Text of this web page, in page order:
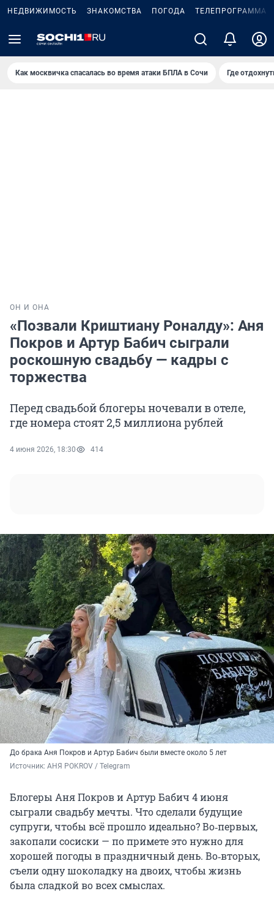
НЕДВИЖИМОСТЬ ЗНАКОМСТВА ПОГОДА ТЕЛЕПРОГРАММА
Как москвичка спасалась во время атаки БПЛА в Сочи Где
ОН И ОНА
«Позвали Криштиану Роналду»: Аня
Покров и Артур Бабич сыграли
роскошную свадьбу — кадры с
торжества
Перед свадьбой блогеры ночевали в отеле,
где номера стоят 2,5 миллиона рублей
4 июня 2026, 18:30 414
До брака Аня Покров и Артур Бабич были вместе около 5 лет
Источник: АНЯ POKROV / Telegram
Блогеры Аня Покров и Артур Бабич 4 июня
сыграли свадьбу мечты. Что сделали будущие
супруги, чтобы всё прошло идеально? Во‑первых,
закопали сосиски — по примете это нужно для
хорошей погоды в праздничный день. Во‑вторых,
съели одну шоколадку на двоих, чтобы жизнь
была сладкой во всех смыслах.